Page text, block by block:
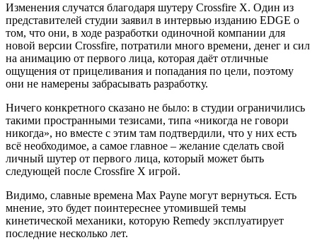
Изменения случатся благодаря шутеру Crossfire X. Один из
представителей студии заявил в интервью изданию EDGE о
том, что они, в ходе разработки одиночной компании для
новой версии Crossfire, потратили много времени, денег и сил
на анимацию от первого лица, которая даёт отличные
ощущения от прицеливания и попадания по цели, поэтому
они не намерены забрасывать разработку.
Ничего конкретного сказано не было: в студии ограничились
такими пространными тезисами, типа «никогда не говори
никогда», но вместе с этим там подтвердили, что у них есть
всё необходимое, а самое главное – желание сделать свой
личный шутер от первого лица, который может быть
следующей после Crossfire X игрой.
Видимо, славные времена Max Payne могут вернуться. Есть
мнение, это будет поинтереснее утомившей темы
кинетической механики, которую Remedy эксплуатирует
последние несколько лет.